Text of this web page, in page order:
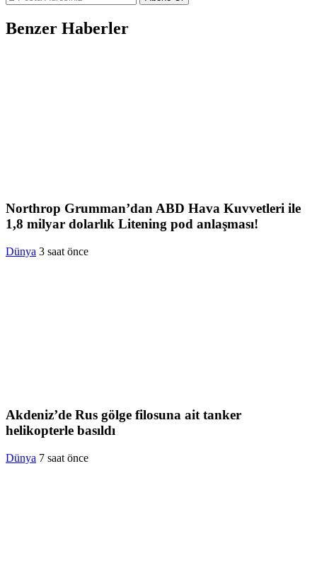
Benzer Haberler
Northrop Grumman’dan ABD Hava Kuvvetleri ile
1,8 milyar dolarlık Litening pod anlaşması!
Dünya 3 saat önce
Akdeniz’de Rus gölge filosuna ait tanker
helikopterle basıldı
Dünya 7 saat önce